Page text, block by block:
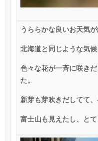
うららかな良いお天気
北海道と同じような気
色々な花が一斉に咲き
た。
新芽も芽吹きだしてて、
富士山も見えたし、とて